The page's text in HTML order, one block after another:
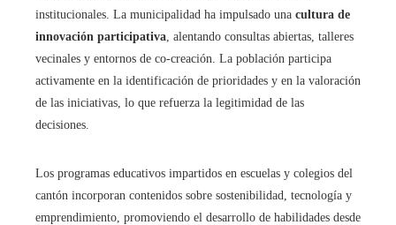
institucionales. La municipalidad ha impulsado una cultura de
innovación participativa , alentando consultas abiertas, talleres
vecinales y entornos de co-creación. La población participa
activamente en la identificación de prioridades y en la valoración
de las iniciativas, lo que refuerza la legitimidad de las
decisiones.
Los programas educativos impartidos en escuelas y colegios del
cantón incorporan contenidos sobre sostenibilidad, tecnología y
emprendimiento, promoviendo el desarrollo de habilidades desde